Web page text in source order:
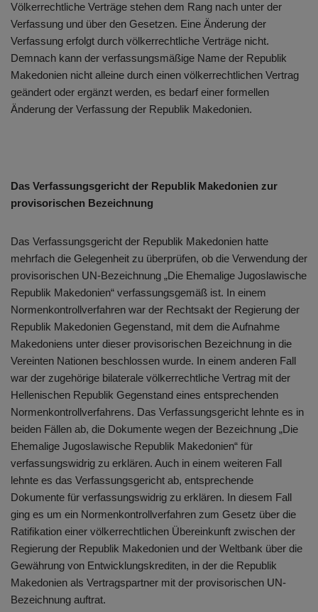
Völkerrechtliche Verträge stehen dem Rang nach unter der
Verfassung und über den Gesetzen. Eine Änderung der
Verfassung erfolgt durch völkerrechtliche Verträge nicht.
Demnach kann der verfassungsmäßige Name der Republik
Makedonien nicht alleine durch einen völkerrechtlichen Vertrag
geändert oder ergänzt werden, es bedarf einer formellen
Änderung der Verfassung der Republik Makedonien.
Das Verfassungsgericht der Republik Makedonien zur
provisorischen Bezeichnung
Das Verfassungsgericht der Republik Makedonien hatte
mehrfach die Gelegenheit zu überprüfen, ob die Verwendung der
provisorischen UN-Bezeichnung „Die Ehemalige Jugoslawische
Republik Makedonien“ verfassungsgemäß ist. In einem
Normenkontrollverfahren war der Rechtsakt der Regierung der
Republik Makedonien Gegenstand, mit dem die Aufnahme
Makedoniens unter dieser provisorischen Bezeichnung in die
Vereinten Nationen beschlossen wurde. In einem anderen Fall
war der zugehörige bilaterale völkerrechtliche Vertrag mit der
Hellenischen Republik Gegenstand eines entsprechenden
Normenkontrollverfahrens. Das Verfassungsgericht lehnte es in
beiden Fällen ab, die Dokumente wegen der Bezeichnung „Die
Ehemalige Jugoslawische Republik Makedonien“ für
verfassungswidrig zu erklären. Auch in einem weiteren Fall
lehnte es das Verfassungsgericht ab, entsprechende
Dokumente für verfassungswidrig zu erklären. In diesem Fall
ging es um ein Normenkontrollverfahren zum Gesetz über die
Ratifikation einer völkerrechtlichen Übereinkunft zwischen der
Regierung der Republik Makedonien und der Weltbank über die
Gewährung von Entwicklungskrediten, in der die Republik
Makedonien als Vertragspartner mit der provisorischen UN-
Bezeichnung auftrat.